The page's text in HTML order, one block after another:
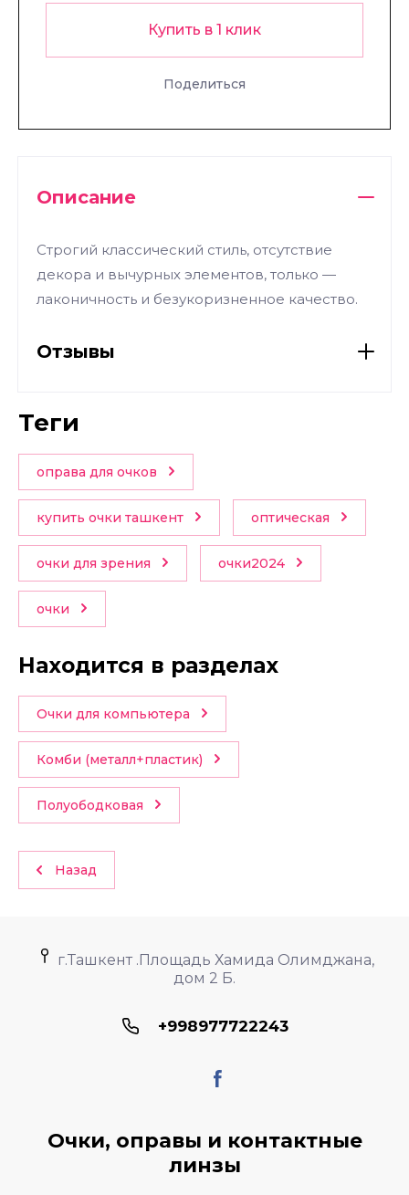
Купить в 1 клик
Поделиться
Описание
Строгий классический стиль, отсутствие
декора и вычурных элементов, только —
лаконичность и безукоризненное качество.
Отзывы
теги
оправа для очков
купить очки ташкент оптическая
очки для зрения очки2024
очки
Находится в разделах
Очки для компьютера
Комби (металл+пластик)
Полуободковая
Назад
Очки, оправы и контактные
линзы
г.Ташкент .Площадь Хамида Олимджана,
дом 2 Б.
+998977722243